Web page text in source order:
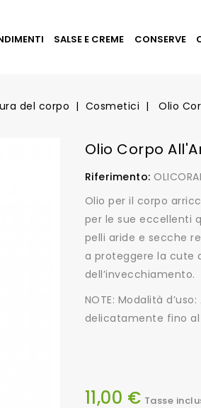
SALSE E CREME CONSERVE
del corpo Cosmetici Olio
Olio Corpo
Riferimento:
Olio per il corpo
per le sue eccellenti
pelli aride e secche
a proteggere la cute
dell’invecchiamento.
NOTE: Modalità
delicatamente fino
11,00 € Tasse